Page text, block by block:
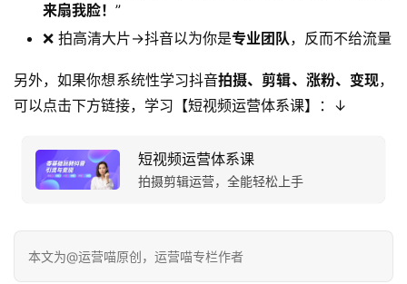
来扇我脸！​ ”
❌ 拍高清大片→抖音以为你是专业团队，反而不给流量
另外，如果你想系统性学习抖音拍摄、剪辑、涨粉、变现，
可以点击下方链接，学习【短视频运营体系课】：↓
短视频运营体系课
拍摄剪辑运营，全能轻松上手
本文为@运营喵原创，运营喵专栏作者